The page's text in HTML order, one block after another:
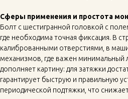
Сферы применения и простота
Болт с шестигранной головкой с
где необходима точная фиксация. В
калиброванными отверстиями, в
механизмов, где важен минимальный
дополняет картину: для затяжки
гарантирует быструю и правильную
периодической подтяжки, что